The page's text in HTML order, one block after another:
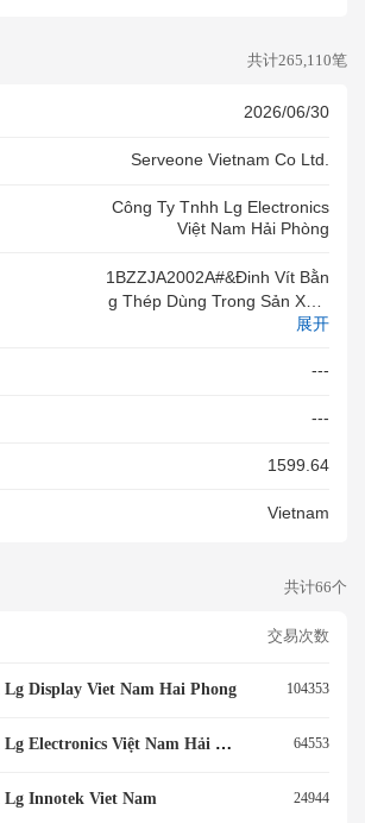
共计265,110笔
2026/06/30
Serveone Vietnam Co Ltd.
Công Ty Tnhh Lg Electronics
Việt Nam Hải Phòng
1BZZJA2002A#&Đinh Vít Bằn
G Thép Dùng Trong Sản Xuất
Tủ Lạnh, Kích Thước: 20*10*1
Mới 100%
展开
---
---
1599.64
Vietnam
共计66个
交易次数
Display Viet Nam Hai Phong 104353
Công Ty Tnhh Lg Electronics Việt Nam Hải Phòng 64553
Lg Innotek Viet Nam 24944